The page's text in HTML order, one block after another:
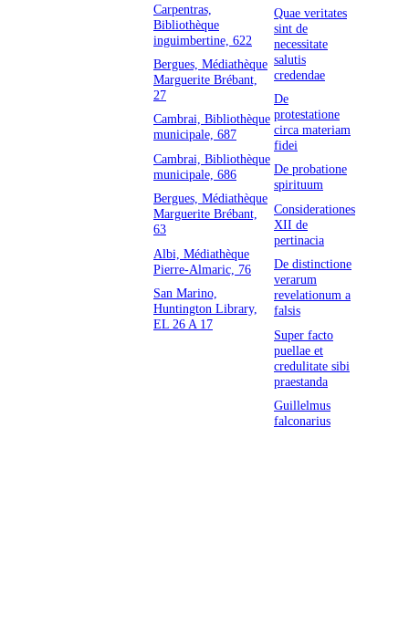
Carpentras,
Bibliothèque
inguimbertine, 622
Bergues, Médiathèque
Marguerite Brébant,
27
Cambrai, Bibliothèque
municipale, 687
Cambrai, Bibliothèque
municipale, 686
Bergues, Médiathèque
Marguerite Brébant,
63
Albi, Médiathèque
Pierre-Almaric, 76
San Marino,
Huntington Library,
EL 26 A 17
Quae veritates
sint de
necessitate
salutis
credendae
De
protestatione
circa materiam
fidei
De probatione
spirituum
Considerationes
XII de
pertinacia
De distinctione
verarum
revelationum a
falsis
Super facto
puellae et
credulitate sibi
praestanda
Guillelmus
falconarius